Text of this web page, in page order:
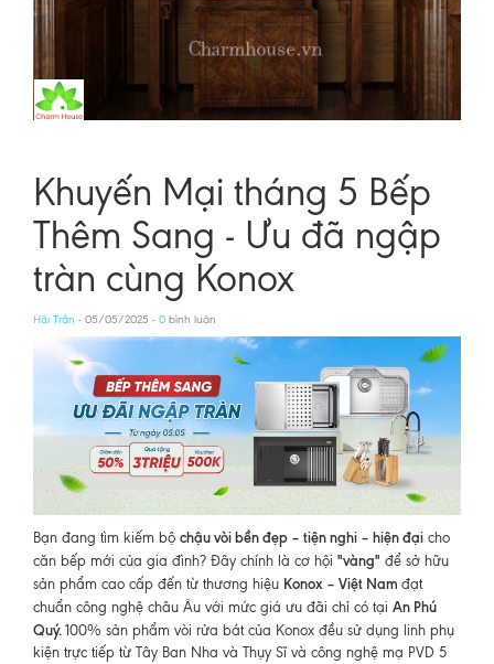
Khuyến Mại tháng 5 Bếp
Thêm Sang - Ưu đã ngập
tràn cùng Konox
Hải Trần - 05/05/2025 - 0 bình luận
Bạn đang tìm kiếm bộ chậu vòi bền đẹp – tiện nghi – hiện đại cho
căn bếp mới của gia đình? Đây chính là cơ hội "vàng" để sở hữu
sản phẩm cao cấp đến từ thương hiệu Konox – Việt Nam đạt
chuẩn công nghệ châu Âu với mức giá ưu đãi chỉ có tại An Phú
Quý. 100% sản phẩm vòi rửa bát của Konox đều sử dụng linh phụ
kiện trực tiếp từ Tây Ban Nha và Thụy Sĩ và công nghệ mạ PVD 5